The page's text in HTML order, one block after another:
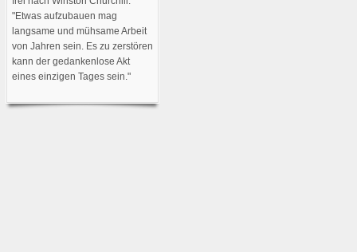
"Etwas aufzubauen mag
langsame und mühsame Arbeit
von Jahren sein. Es zu zerstören
kann der gedankenlose Akt
eines einzigen Tages sein."